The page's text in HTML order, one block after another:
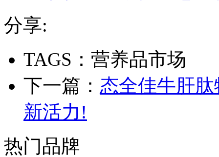
分享:
TAGS：营养品市场
下一篇： 态全佳牛肝
新活力!
热门品牌